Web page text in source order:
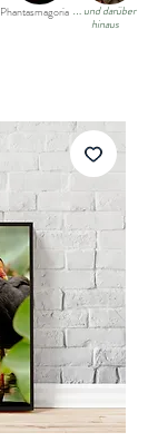
Phantasmagoria
und darüber
hinaus